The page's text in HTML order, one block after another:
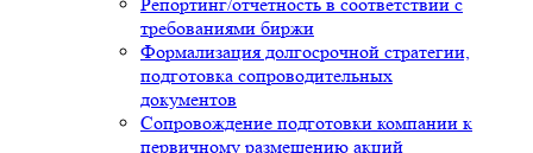
требованиями биржи
Формализация долгосрочной стратегии,
подготовка сопроводительных
документов
Сопровождение подготовки компании к
первичному размещению акций